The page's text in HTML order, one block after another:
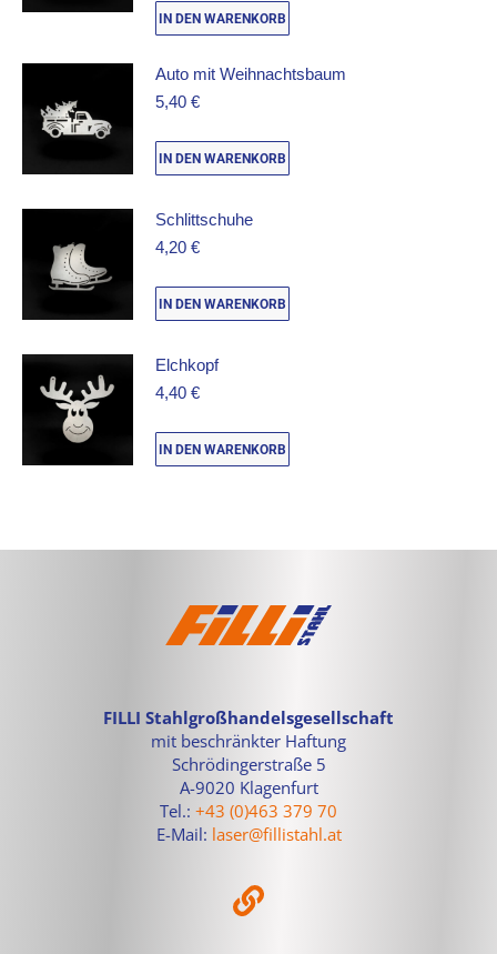
IN DEN WARENKORB
Auto mit Weihnachtsbaum
5,40 €
IN DEN WARENKORB
Schlittschuhe
4,20 €
IN DEN WARENKORB
Elchkopf
4,40 €
IN DEN WARENKORB
FILLI Stahlgroßhandelsgesellschaft
mit beschränkter Haftung
Schrödingerstraße 5
A-9020 Klagenfurt
Tel.: +43 (0)463 379 70
E-Mail: laser@fillistahl.at